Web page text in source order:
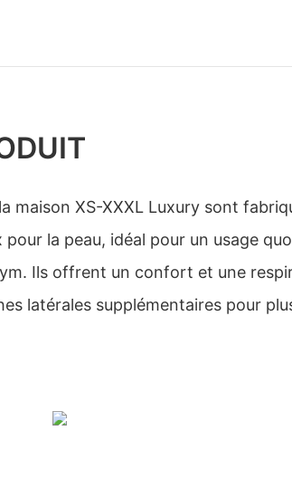
maison XS-XXXL Luxury sont
la peau, idéal pour un usage
Ils offrent un confort et une
latérales supplémentaires pour